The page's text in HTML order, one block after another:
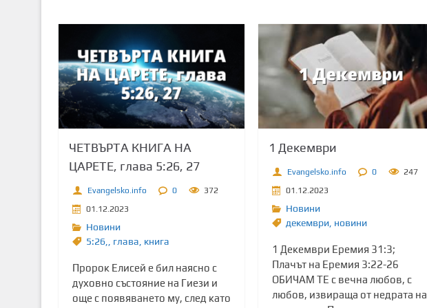
ЧЕТВЪРТА КНИГА НА
ЦАРЕТЕ, глава 5:26, 27
Evangelsko.info 0
372
01.12.2023
Новини
5:26,
глава книга
Пророк Елисей е бил наясно с
духовно състояние на Гиези и
още с появяването му, след като
1 Декември
Evangelsko.info 0
247
01.12.2023
Новини
декември, новини
1 Декември Еремия 31:3;
Плачът на Еремия 3:22-26
ОБИЧАМ ТЕ с вечна любов, с
любов, извираща от недрата на